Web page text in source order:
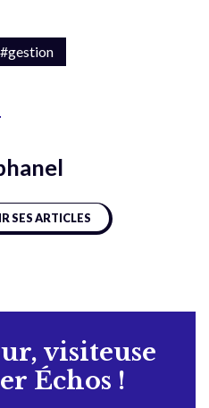
#gestion
SES ARTICLES
visiteuse
Échos !